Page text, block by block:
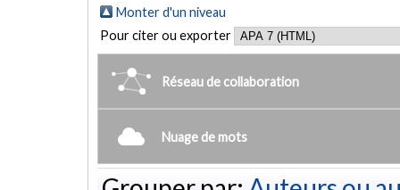
Monter d'un niveau
Pour citer ou exporter
Réseau de collaboration
Nuage de mots